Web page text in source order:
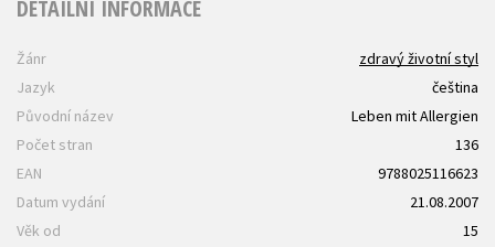
DETAILNÍ INFORMACE
Žánr
zdravý životní styl
Jazyk
čeština
Původní název
Leben mit Allergien
Počet stran
136
EAN
9788025116623
Datum vydání
21.08.2007
Věk od
15